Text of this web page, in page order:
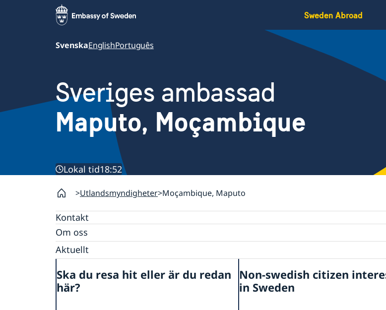
Sweden Abroad
SvenskaEnglishPortuguês
Sveriges ambassad
Maputo, Moçambique
Lokal tid18:52
Utlandsmyndigheter Moçambique, Maputo
Kontakt
Om oss
Personal Moçambique
Aktuellt
Nyheter
Ska du resa hit eller är du redan
här?
Non-swedish citizen
in Sweden